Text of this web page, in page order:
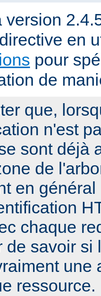
version
en
pour
de
que,
n'est
sont déjà
de
en
chaque
de savoir si
une
ressource.